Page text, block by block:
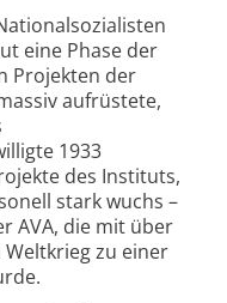
eine Phase der
Projekten der
aufrüstete,
1933
des Instituts,
stark wuchs –
AVA, die mit über
zu einer